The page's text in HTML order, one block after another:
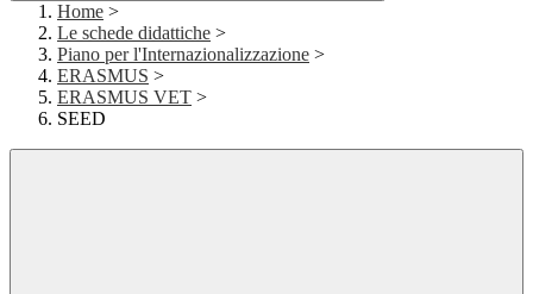
Home >
Le schede didattiche >
Piano per l'Internazionalizzazione >
ERASMUS >
ERASMUS VET >
SEED